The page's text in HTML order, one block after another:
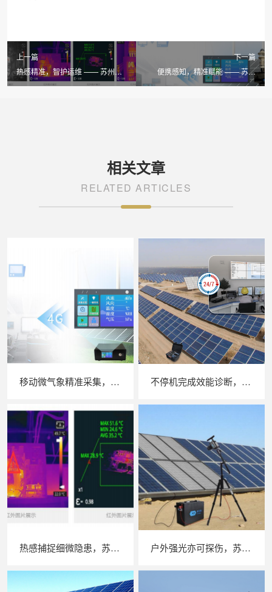
上一篇
热感精准，智护运维 —— 苏州
LAILX LX-F200 手持红外热成像仪
下一篇
便携感知，精准赋能 —— 苏州
LAILX LXH506 便携式气象站助力
相关文章
RELATED ARTICLES
移动微气象精准采集，苏州 LAILX LXH506 便携式气象站补齐光伏检测环境数据短板 不停机完成效能诊断，苏州 LAILX LX‑PE93 逆变器综合测试仪筑牢光伏电站效能底座
热感捕捉细微隐患，苏州 LAILX LX‑F300 手持红外热成像仪赋能光伏安全运维 户外强光亦可探伤，苏州 LAILX LXG30 便携式 EL 检测仪重塑光伏组件无损检测标准